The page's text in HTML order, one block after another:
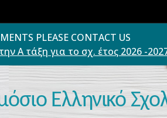
PLEASE CONTACT US
Α τάξη για το σχ. έτος 2026 -
Ελληνικό